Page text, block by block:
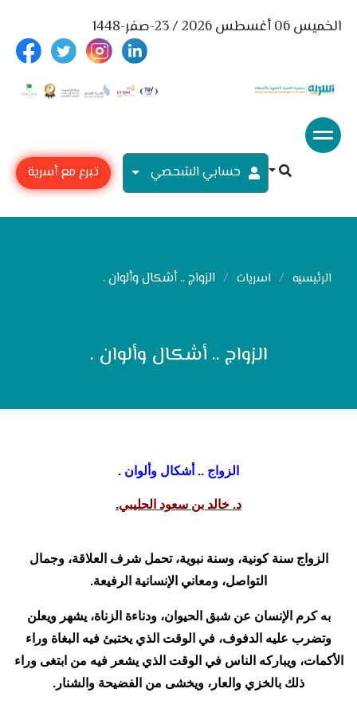
الخميس 06 أغسطس 2026 / 23-صفر-1448
حسابي الشحصي تبرع مع أسرية
الرئيسيه اسريات الزواج .. أشكال وألوان .
الزواج .. أشكال وألوان .
الزواج .. أشكال وألوان .
د. خالد بن سعود الحليبي.
الزواج سنة كونية، وسنة نبوية، تحمل شرف العلاقة، وجمال
التواصل، ومعاني الإنسانية الرفيعة.
به كرم الإنسان عن شبق الحيوان، ودناءة الزناة، يشهر ويعلن
وتضرب عليه الدفوف، في الوقت الذي يختبئ فيه البغاة وراء
الأكمات، ويباركه الناس في الوقت الذي يشعر فيه من ابتغى وراء
ذلك بالخزي والعار، ويخشى من الفضيحة والشنار.